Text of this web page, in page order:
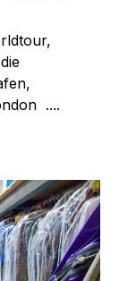
....